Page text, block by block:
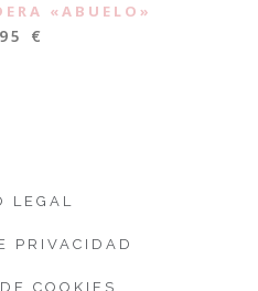
«ABUELO»
€
LEGAL
PRIVACIDAD
COOKIES